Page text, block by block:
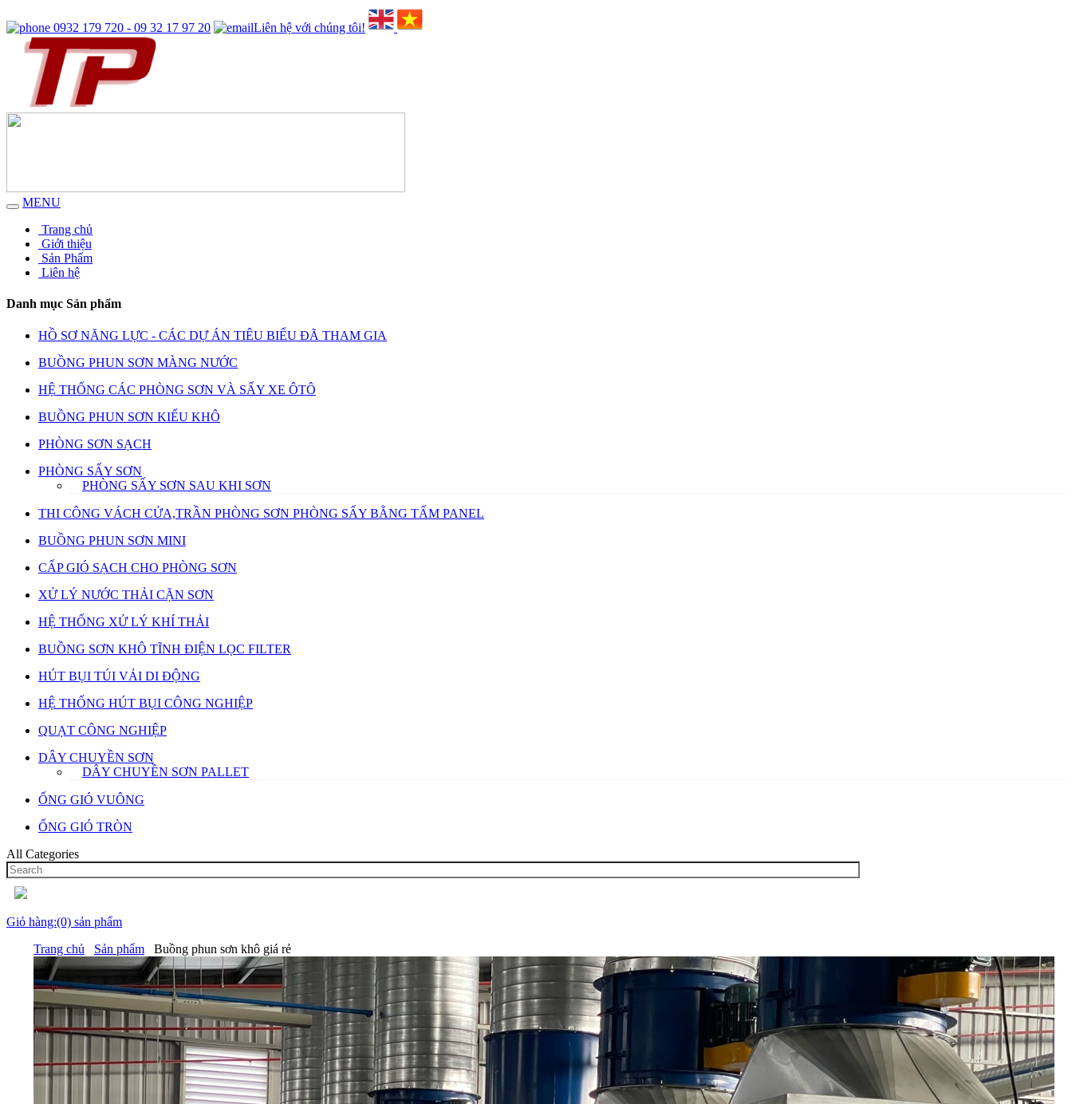
0932 179 720 - 09 32 17 97 20 Liên hệ với chúng tôi!
MENU
Trang chủ
Giới thiệu
Sản Phẩm
Liên hệ
Danh mục Sản phẩm
HỒ SƠ NĂNG LỰC - CÁC DỰ ÁN TIÊU BIỂU ĐÃ THAM GIA
BUỒNG PHUN SƠN MÀNG NƯỚC
HỆ THỐNG CÁC PHÒNG SƠN VÀ SẤY XE ÔTÔ
BUỒNG PHUN SƠN KIỂU KHÔ
PHÒNG SƠN SẠCH
PHÒNG SẤY SƠN
PHÒNG SẤY SƠN SAU KHI SƠN
THI CÔNG VÁCH CỬA,TRẦN PHÒNG SƠN PHÒNG SẤY BẰNG TẤM PANEL
BUỒNG PHUN SƠN MINI
CẤP GIÓ SẠCH CHO PHÒNG SƠN
XỬ LÝ NƯỚC THẢI CẶN SƠN
HỆ THỐNG XỬ LÝ KHÍ THẢI
BUỒNG SƠN KHÔ TĨNH ĐIỆN LỌC FILTER
HÚT BỤI TÚI VẢI DI ĐỘNG
HỆ THỐNG HÚT BỤI CÔNG NGHIỆP
QUẠT CÔNG NGHIỆP
DÂY CHUYỀN SƠN
DÂY CHUYỀN SƠN PALLET
ỐNG GIÓ VUÔNG
ỐNG GIÓ TRÒN
All Categories
Giỏ hàng:(0) sản phẩm
Trang chủ
Sản phẩm Buồng phun sơn khô giá rẻ